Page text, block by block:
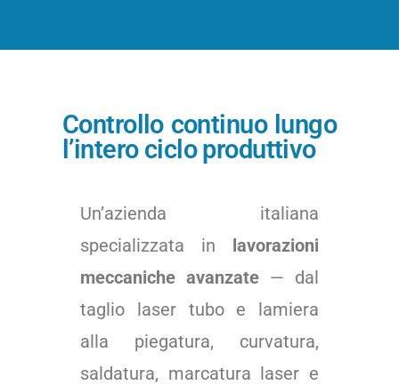
Controllo continuo lungo
l’intero ciclo produttivo
Un’azienda italiana
specializzata in lavorazioni
meccaniche avanzate — dal
taglio laser tubo e lamiera
alla piegatura, curvatura,
saldatura, marcatura laser e